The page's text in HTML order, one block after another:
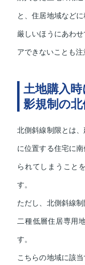
と、住居地域など
厳しいほうにあわ
アできないことも注
土地購入
影規制の
北側斜線制限とは
に位置する住宅に
られてしまうこと
す。
ただし、北側斜線
二種低層住居専用
す。
こちらの地域に該